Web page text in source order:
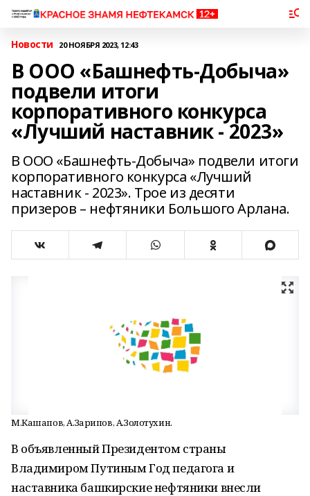
Новости 20 НОЯБРЯ 2023, 12:43
В ООО «Башнефть-Добыча»
подвели итоги
корпоративного конкурса
«Лучший наставник - 2023»
В ООО «Башнефть-Добыча» подвели итоги
корпоративного конкурса «Лучший
наставник - 2023». Трое из десяти
призеров – нефтяники Большого Арлана.
М.Кашапов, А.Зарипов, А.Золотухин.
В объявленный Президентом страны
Владимиром Путиным Год педагога и
наставника башкирские нефтяники внесли